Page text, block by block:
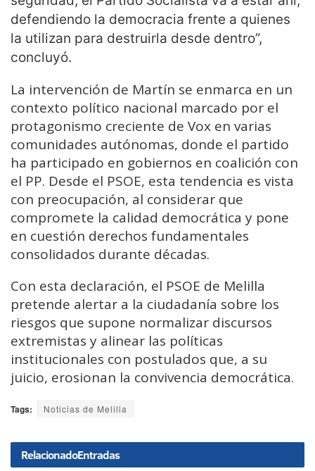
defendiendo la democracia frente a quienes
la utilizan para destruirla desde dentro”,
concluyó.
La intervención de Martín se enmarca en un
contexto político nacional marcado por el
protagonismo creciente de Vox en varias
comunidades autónomas, donde el partido
ha participado en gobiernos en coalición con
el PP. Desde el PSOE, esta tendencia es vista
con preocupación, al considerar que
compromete la calidad democrática y pone
en cuestión derechos fundamentales
consolidados durante décadas.
Con esta declaración, el PSOE de Melilla
pretende alertar a la ciudadanía sobre los
riesgos que supone normalizar discursos
extremistas y alinear las políticas
institucionales con postulados que, a su
juicio, erosionan la convivencia democrática.
Tags: Noticias de Melilla
RelacionadoEntradas